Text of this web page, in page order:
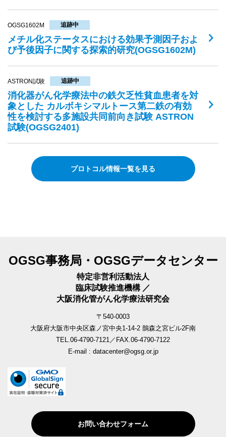
OGSG1602M 追跡中
メチル化ステータスにおける効果予測因子およ
び予後因子に関する探索的研究(OGSG1602M)
ASTRON試験 追跡中
消化器がん化学療法中の鉄欠乏性貧血患者を対
象とした カルボキシマルトース第二鉄の有効
性を検討する多施設共同前向き試験 ASTRON
試験(OGSG2401)
プロトコル情報一覧を見る
OGSG事務局・OGSGデータセンター
特定非営利活動法人
臨床試験推進機構 ／
大阪消化管がん化学療法研究会
〒540-0003
大阪府大阪市中央区森ノ宮中央1-14-2 鵲森之宮ビル2F南
TEL.06-4790-7121／FAX.06-4790-7122
E-mail : datacenter@ogsg.or.jp
お問い合わせフォーム